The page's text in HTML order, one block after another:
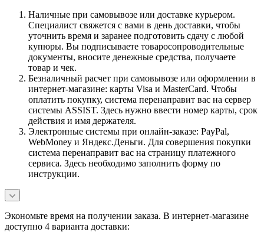
Наличные при самовывозе или доставке курьером.
Специалист свяжется с вами в день доставки, чтобы
уточнить время и заранее подготовить сдачу с любой
купюры. Вы подписываете товаросопроводительные
документы, вносите денежные средства, получаете
товар и чек.
Безналичный расчет при самовывозе или оформлении в
интернет-магазине: карты Visa и MasterCard. Чтобы
оплатить покупку, система перенаправит вас на сервер
системы ASSIST. Здесь нужно ввести номер карты, срок
действия и имя держателя.
Электронные системы при онлайн-заказе: PayPal,
WebMoney и Яндекс.Деньги. Для совершения покупки
система перенаправит вас на страницу платежного
сервиса. Здесь необходимо заполнить форму по
инструкции.
Экономьте время на получении заказа. В интернет-магазине
доступно 4 варианта доставки: